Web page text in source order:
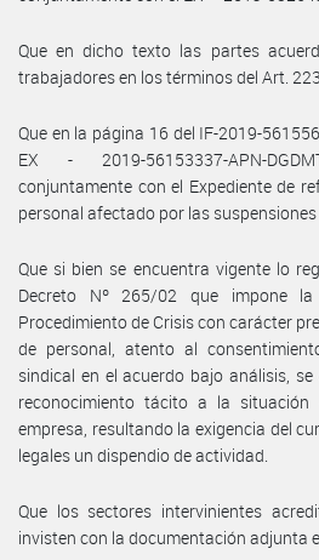
Que en dicho texto las partes
trabajadores en los términos del Art.
Que en la página 16 del IF-2019-
EX - 2019-56153337-APN-
conjuntamente con el Expediente de
personal afectado por las
Que si bien se encuentra vigente lo
Decreto Nº 265/02 que impone
Procedimiento de Crisis con carácter
de personal, atento al
sindical en el acuerdo bajo análisis,
reconocimiento tácito a la
empresa, resultando la exigencia del
legales un dispendio de actividad.
Que los sectores intervinientes
invisten con la documentación adjunta